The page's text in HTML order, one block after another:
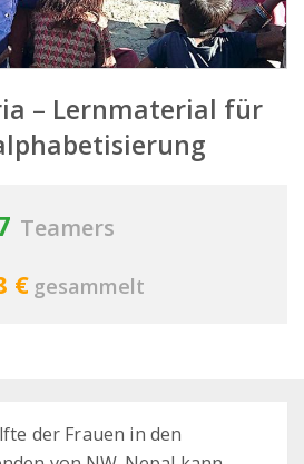
– Lernmaterial für
Teamers
€ gesammelt
der Frauen in den